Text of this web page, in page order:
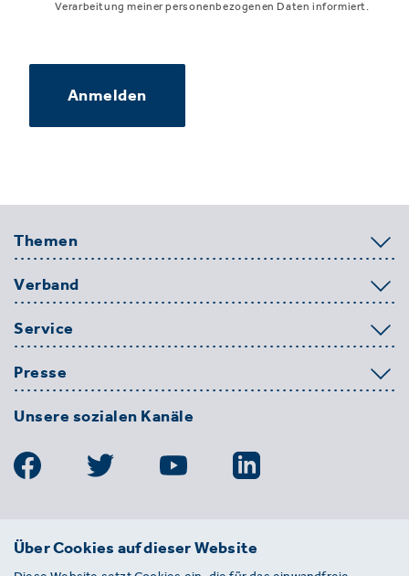
Verarbeitung meiner personenbezogenen Daten informiert.
Anmelden
Themen
Verband
Service
Presse
Unsere sozialen Kanäle
BDE
Über Cookies auf dieser Website